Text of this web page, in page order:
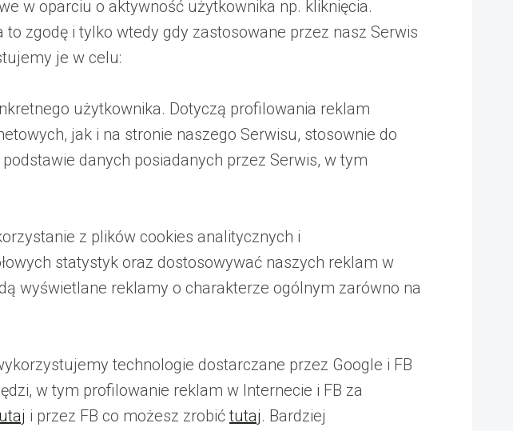
w oparciu o aktywność użytkownika np. kliknięcia.
zgodę i tylko wtedy gdy zastosowane przez nasz Serwis
je w celu:
użytkownika. Dotyczą profilowania reklam
jak i na stronie naszego Serwisu, stosownie do
danych posiadanych przez Serwis, w tym
z plików cookies analitycznych i
statystyk oraz dostosowywać naszych reklam w
wyświetlane reklamy o charakterze ogólnym zarówno na
technologie dostarczane przez Google i FB
w tym profilowanie reklam w Internecie i FB za
i przez FB co możesz zrobićtutaj. Bardziej